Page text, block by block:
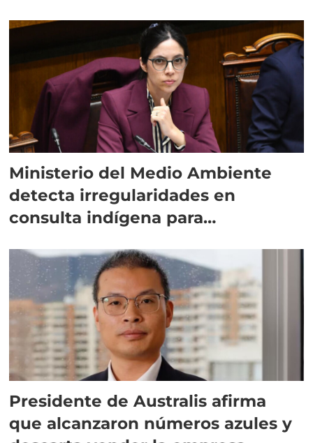
Ministerio del Medio Ambiente
detecta irregularidades en
consulta indígena para
Presidente de Australis afirma
que alcanzaron números azules y